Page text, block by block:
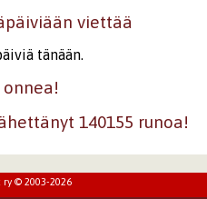
viettää
tänään.
140155 runoa!
ry © 2003-2026